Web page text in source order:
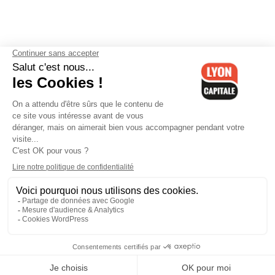
Contactez-nous-Mentions légales-CGV-Politique de
confidentialité-Gestion des cookies
Cedex 06